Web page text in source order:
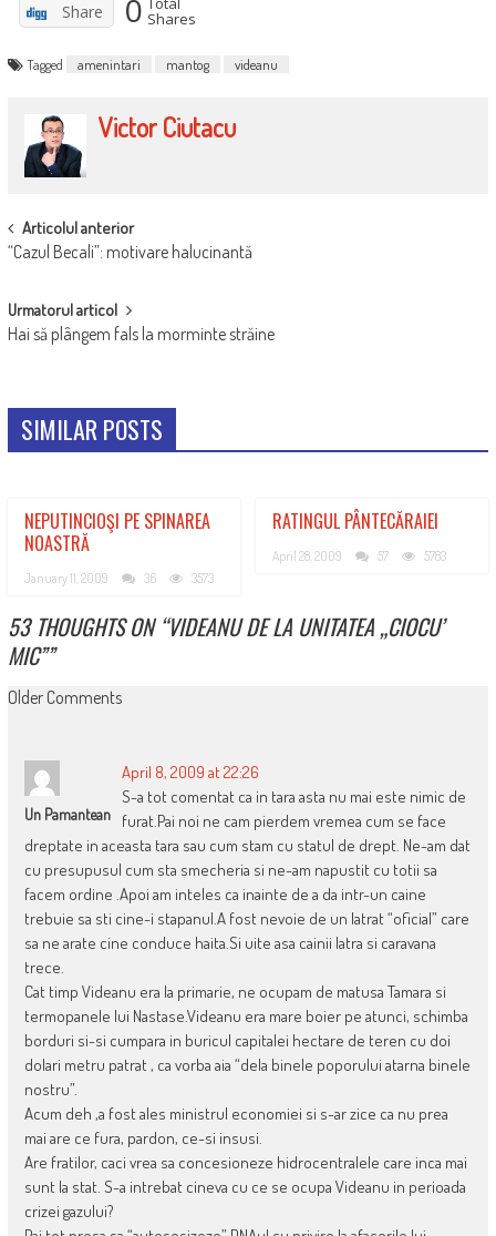
Share 0 Shares
Tagged amenintari mantog videanu
Victor Ciutacu
POST
NAVIGATION
Articolul anterior
“Cazul Becali”: motivare halucinantă
Urmatorul articol
Hai să plângem fals la morminte străine
SIMILAR POSTS
NEPUTINCIOŞI PE SPINAREA
NOASTRĂ
January 11, 2009 36 3573
RATINGUL PÂNTECĂRAIEI
April 28, 2009 57 5783
53 THOUGHTS ON “VIDEANU DE LA UNITATEA „CIOCU’
MIC””
COMMENT
Older Comments
Un Pamantean
April 8, 2009 at 22:26
S-a tot comentat ca in tara asta nu mai este nimic de
furat.Pai noi ne cam pierdem vremea cum se face
dreptate in aceasta tara sau cum stam cu statul de drept. Ne-am dat
cu presupusul cum sta smecheria si ne-am napustit cu totii sa
facem ordine .Apoi am inteles ca inainte de a da intr-un caine
trebuie sa sti cine-i stapanul.A fost nevoie de un latrat “oficial” care
sa ne arate cine conduce haita.Si uite asa cainii latra si caravana
trece.
Cat timp Videanu era la primarie, ne ocupam de matusa Tamara si
termopanele lui Nastase.Videanu era mare boier pe atunci, schimba
borduri si-si cumpara in buricul capitalei hectare de teren cu doi
dolari metru patrat , ca vorba aia “dela binele poporului atarna binele
nostru”.
Acum deh ,a fost ales ministrul economiei si s-ar zice ca nu prea
mai are ce fura, pardon, ce-si insusi.
Are fratilor, caci vrea sa concesioneze hidrocentralele care inca mai
sunt la stat. S-a intrebat cineva cu ce se ocupa Videanu in perioada
crizei gazului?